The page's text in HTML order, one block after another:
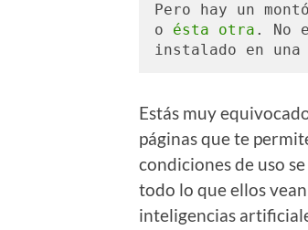
Pero hay un
o ésta otra . No
instalado en una
Estás muy
páginas que te
condiciones de uso
todo lo que ellos
inteligencias